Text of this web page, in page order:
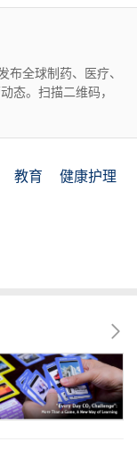
布全球制药、医疗、
态。扫描二维码，
教育
健康护理